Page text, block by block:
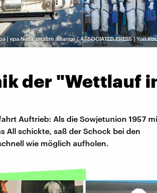
| epa Nasa, picture alliance / ASSOCIATED PRESS | Yuri
der "Wettlauf
Auftrieb: Als die Sowjetunion 1957
All schickte, saß der Schock bei den
wie möglich aufholen.